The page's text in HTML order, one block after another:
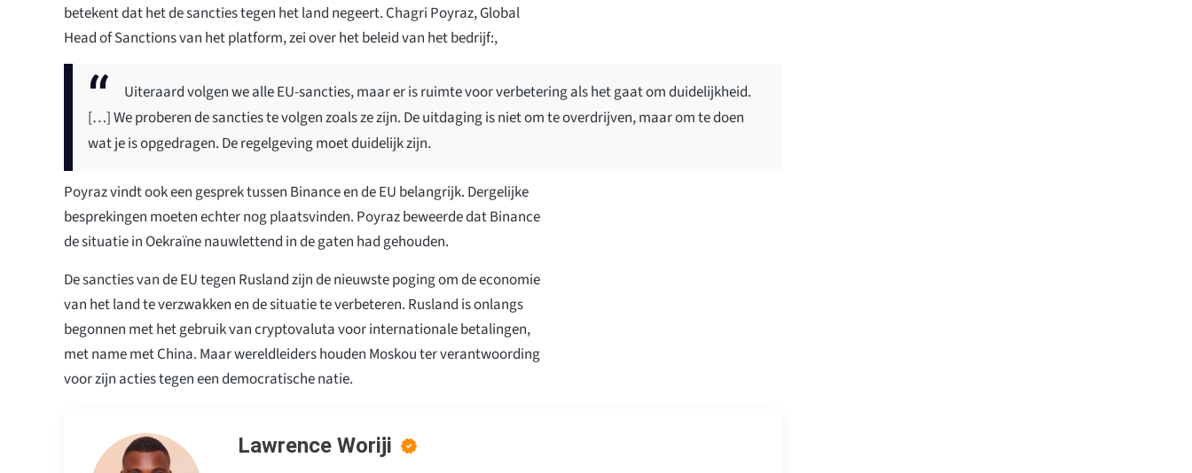
betekent dat het de sancties tegen het land negeert. Chagri Poyraz, Global
Head of Sanctions van het platform, zei over het beleid van het bedrijf:,
Uiteraard volgen we alle EU-sancties, maar er is ruimte voor verbetering als het gaat om duidelijkheid.
[…] We proberen de sancties te volgen zoals ze zijn. De uitdaging is niet om te overdrijven, maar om te doen
wat je is opgedragen. De regelgeving moet duidelijk zijn.
Poyraz vindt ook een gesprek tussen Binance en de EU belangrijk. Dergelijke
besprekingen moeten echter nog plaatsvinden. Poyraz beweerde dat Binance
de situatie in Oekraïne nauwlettend in de gaten had gehouden.
De sancties van de EU tegen Rusland zijn de nieuwste poging om de economie
van het land te verzwakken en de situatie te verbeteren. Rusland is onlangs
begonnen met het gebruik van cryptovaluta voor internationale betalingen,
met name met China. Maar wereldleiders houden Moskou ter verantwoording
voor zijn acties tegen een democratische natie.
Lawrence Woriji